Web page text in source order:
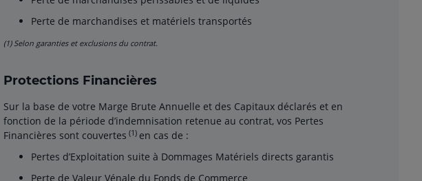
Perte de marchandises et matériels transportés
(1) Selon garanties et exclusions du contrat.
Protections Financières
Sur la base de votre Marge Brute Annuelle et des Capitaux déclarés et en
fonction de la période d’indemnisation retenue au contrat, vos Pertes
Financières sont couvertes (1) en cas de :
Pertes d’Exploitation suite à Dommages Matériels directs garantis
Perte de Valeur Vénale du Fonds de Commerce